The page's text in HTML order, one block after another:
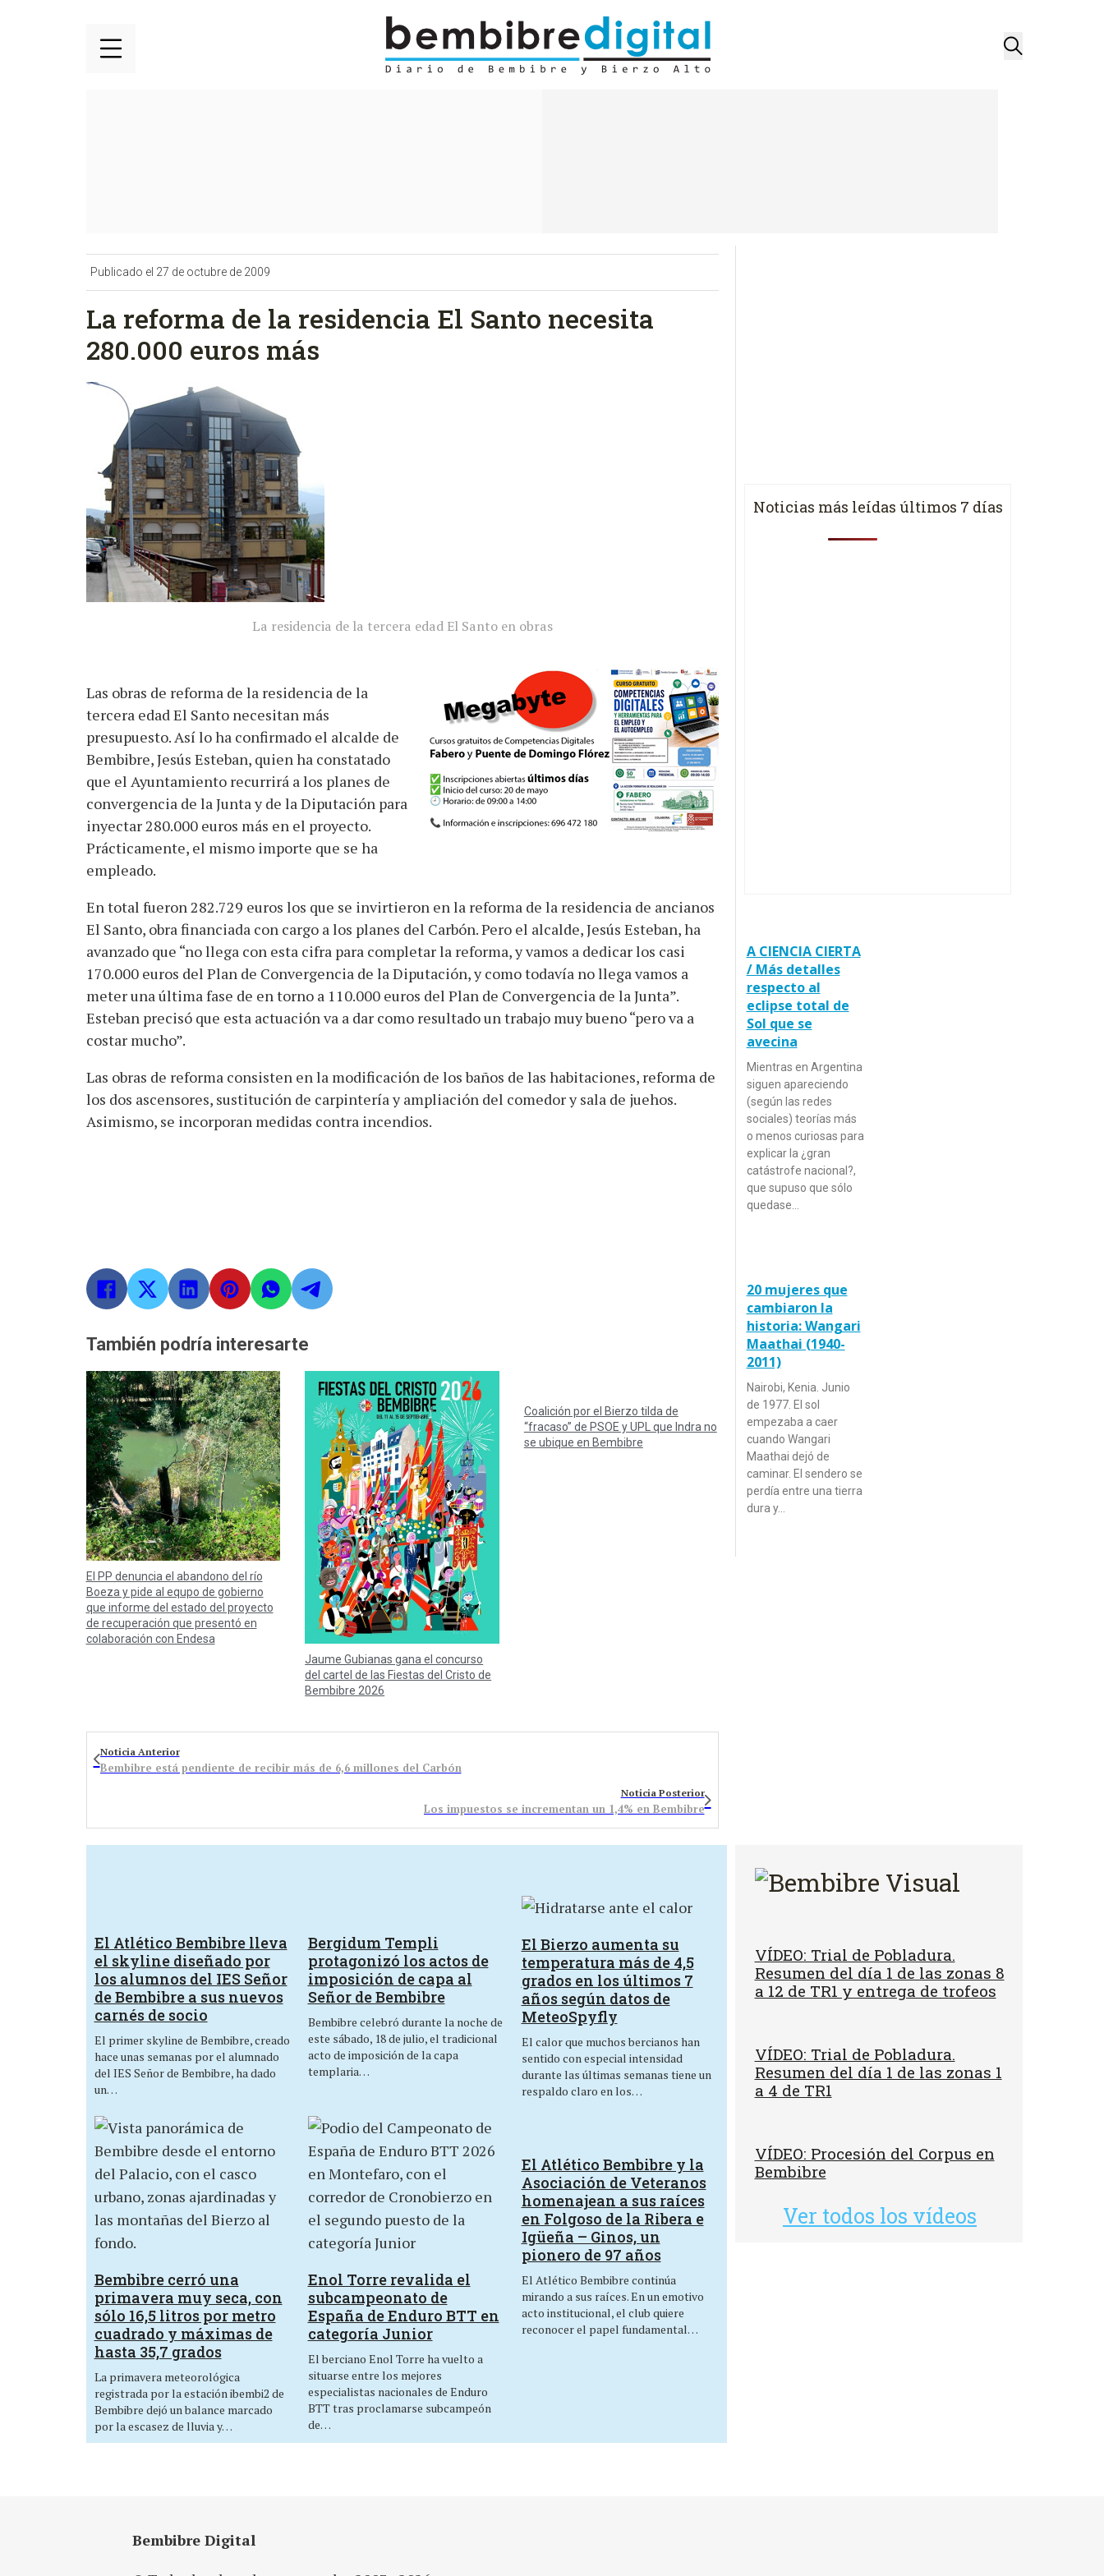
Publicado el 27 de octubre de 2009
La reforma de la residencia El Santo necesita
280.000 euros más
La residencia de la tercera edad El Santo en obras
Las obras de reforma de la residencia de la
tercera edad El Santo necesitan más
presupuesto. Así lo ha confirmado el alcalde de
Bembibre, Jesús Esteban, quien ha constatado
que el Ayuntamiento recurrirá a los planes de
convergencia de la Junta y de la Diputación para
inyectar 280.000 euros más en el proyecto.
Prácticamente, el mismo importe que se ha
empleado.
En total fueron 282.729 euros los que se invirtieron en la reforma de la residencia de ancianos
El Santo, obra financiada con cargo a los planes del Carbón. Pero el alcalde, Jesús Esteban, ha
avanzado que “no llega con esta cifra para completar la reforma, y vamos a dedicar los casi
170.000 euros del Plan de Convergencia de la Diputación, y como todavía no llega vamos a
meter una última fase de en torno a 110.000 euros del Plan de Convergencia de la Junta”.
Esteban precisó que esta actuación va a dar como resultado un trabajo muy bueno “pero va a
costar mucho”.
Las obras de reforma consisten en la modificación de los baños de las habitaciones, reforma de
los dos ascensores, sustitución de carpintería y ampliación del comedor y sala de juehos.
Asimismo, se incorporan medidas contra incendios.
También podría interesarte
El PP denuncia el abandono del río
Boeza y pide al equpo de gobierno
que informe del estado del proyecto
de recuperación que presentó en
colaboración con Endesa
Jaume Gubianas gana el concurso
del cartel de las Fiestas del Cristo de
Bembibre 2026
Coalición por el Bierzo tilda de
“fracaso” de PSOE y UPL que Indra no
se ubique en Bembibre
Noticia Anterior
Bembibre está pendiente de recibir más de 6,6 millones del Carbón
Noticia Posterior
Los impuestos se incrementan un 1,4% en Bembibre
Noticias más leídas últimos 7 días
A CIENCIA CIERTA
/ Más detalles
respecto al
eclipse total de
Sol que se
avecina
Mientras en Argentina
siguen apareciendo
(según las redes
sociales) teorías más
o menos curiosas para
explicar la ¿gran
catástrofe nacional?,
que supuso que sólo
quedase…
20 mujeres que
cambiaron la
historia: Wangari
Maathai (1940-
2011)
Nairobi, Kenia. Junio
de 1977. El sol
empezaba a caer
cuando Wangari
Maathai dejó de
caminar. El sendero se
perdía entre una tierra
dura y…
El Atlético Bembibre lleva
el skyline diseñado por
los alumnos del IES Señor
de Bembibre a sus nuevos
carnés de socio
El primer skyline de Bembibre, creado
hace unas semanas por el alumnado
del IES Señor de Bembibre, ha dado
un…
Bergidum Templi
protagonizó los actos de
imposición de capa al
Señor de Bembibre
Bembibre celebró durante la noche de
este sábado, 18 de julio, el tradicional
acto de imposición de la capa
templaria…
El Bierzo aumenta su
temperatura más de 4,5
grados en los últimos 7
años según datos de
MeteoSpyfly
El calor que muchos bercianos han
sentido con especial intensidad
durante las últimas semanas tiene un
respaldo claro en los…
Bembibre cerró una
primavera muy seca, con
sólo 16,5 litros por metro
cuadrado y máximas de
hasta 35,7 grados
La primavera meteorológica
registrada por la estación ibembi2 de
Bembibre dejó un balance marcado
por la escasez de lluvia y…
Enol Torre revalida el
subcampeonato de
España de Enduro BTT en
categoría Junior
El berciano Enol Torre ha vuelto a
situarse entre los mejores
especialistas nacionales de Enduro
BTT tras proclamarse subcampeón
de…
El Atlético Bembibre y la
Asociación de Veteranos
homenajean a sus raíces
en Folgoso de la Ribera e
Igüeña – Ginos, un
pionero de 97 años
El Atlético Bembibre continúa
mirando a sus raíces. En un emotivo
acto institucional, el club quiere
reconocer el papel fundamental…
VÍDEO: Trial de Pobladura.
Resumen del día 1 de las zonas 8
a 12 de TR1 y entrega de trofeos
VÍDEO: Trial de Pobladura.
Resumen del día 1 de las zonas 1
a 4 de TR1
VÍDEO: Procesión del Corpus en
Bembibre
Ver todos los vídeos
Bembibre Digital